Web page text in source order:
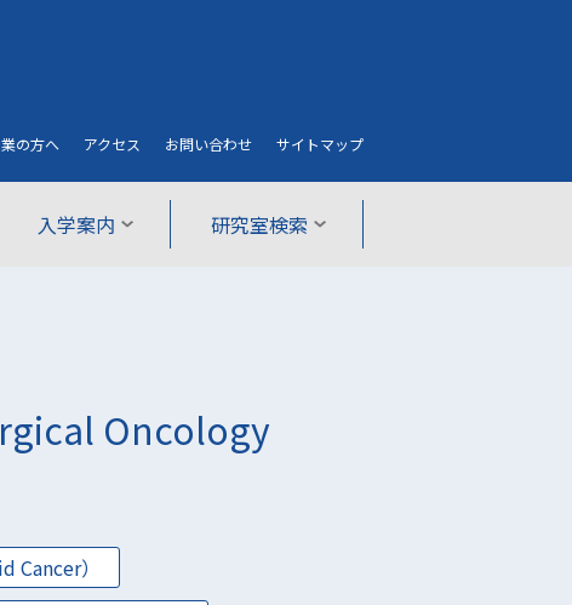
入学案内 研究室検索
の方へ アクセス お問い合わせ サイトマップ
Oncology
Cancer）